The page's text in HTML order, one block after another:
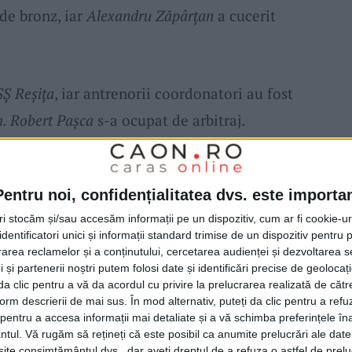
noi, confidențialitatea dvs. este
stocăm și/sau accesăm informații pe un dispozitiv, cum ar fi cookie-
unici și informații standard trimise de un dispozitiv pentru
reclamelor și a conținutului, cercetarea audienței și dezvoltarea
și partenerii noștri putem folosi date și identificări precise de
clic pentru a vă da acordul cu privire la prelucrarea realizată de
descrierii de mai sus. În mod alternativ, puteți da clic pentru a
a accesa informații mai detaliate și a vă schimba preferințele
Vă rugăm să rețineți că este posibil ca anumite prelucrări ale
bronz, iar Alexandru Zăpârțan a cucerit
Reșița, iar antrenorii coordonatori au fost
Robert Pașca s-a ocupat de arbitraj.
participat Campionatele Naționale
supremă a juniorilor II și I, unde
disputată. Din fericire,Reșițaa venit cu
competiție, având câștigate șase medalii
bronz.Gimnaștii reșițeni, legitimați la
sportivi) șiClubul Sportiv Școlar Reșița
adică au cucerit cel puțin o